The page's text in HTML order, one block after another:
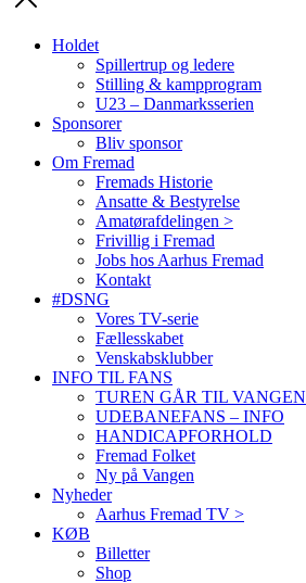
Holdet
Spillertrup og ledere
Stilling & kampprogram
U23 – Danmarksserien
Sponsorer
Bliv sponsor
Om Fremad
Fremads Historie
Ansatte & Bestyrelse
Amatørafdelingen >
Frivillig i Fremad
Jobs hos Aarhus Fremad
Kontakt
#DSNG
Vores TV-serie
Fællesskabet
Venskabsklubber
INFO TIL FANS
TUREN GÅR TIL VANGEN
UDEBANEFANS – INFO
HANDICAPFORHOLD
Fremad Folket
Ny på Vangen
Nyheder
Aarhus Fremad TV >
KØB
Billetter
Shop